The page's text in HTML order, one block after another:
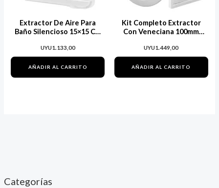
Categorías
Extractor De Aire Para
Baño Silencioso 15×15 Cm
UYU1.133,00
AÑADIR AL CARRITO
Kit Completo Extractor
Con Veneciana 100mm
UYU1.449,00
AÑADIR AL CARRITO